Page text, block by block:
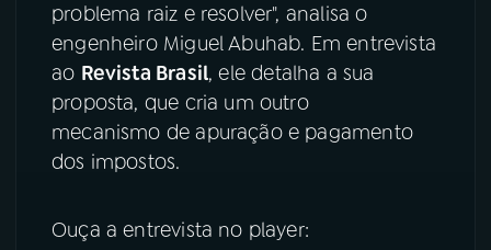
problema raiz e resolver", analisa o
engenheiro Miguel Abuhab. Em entrevista
ao Revista Brasil, ele detalha a sua
proposta, que cria um outro
mecanismo de apuração e pagamento
dos impostos.
Ouça a entrevista no player: